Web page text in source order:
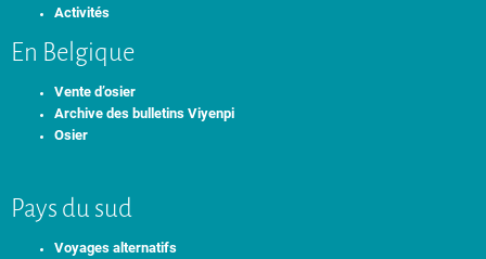
Activités
En Belgique
Vente d’osier
Archive des bulletins Viyenpi
Osier
Pays du sud
Voyages alternatifs